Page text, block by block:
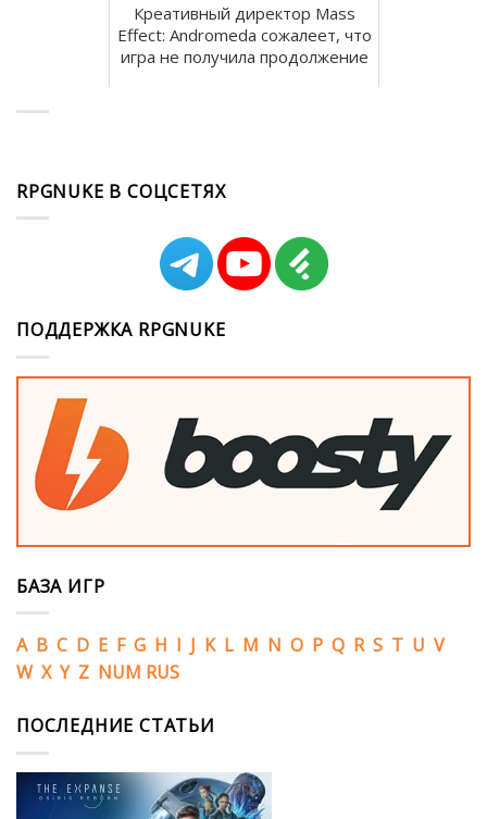
Креативный директор Mass
Effect: Andromeda сожалеет, что
игра не получила продолжение
RPGNUKE В СОЦСЕТЯХ
ПОДДЕРЖКА RPGNUKE
БАЗА ИГР
A B C D E F G H I J K L M N O P Q R S T U V
W X Y Z NUM RUS
ПОСЛЕДНИЕ СТАТЬИ